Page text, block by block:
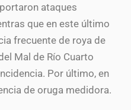
ataques
que en este último
frecuente de roya de
Mal de Río Cuarto
Por último, en
de oruga medidora.